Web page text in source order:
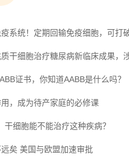
系统！定期回输免疫细胞，可打
干细胞治疗糖尿病新临床成果，
证书，你知道AABB是什么吗？
，成为待产家庭的必修课
细胞能不能治疗这种疾病？
矣 美国与欧盟加速审批